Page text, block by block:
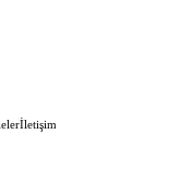
İletişim